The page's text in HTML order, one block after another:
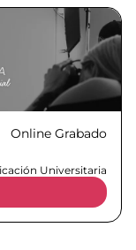
Online Grabado
Universitaria